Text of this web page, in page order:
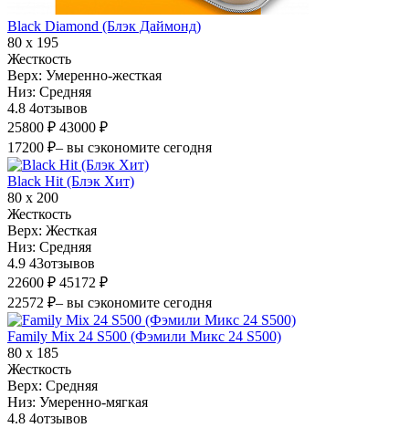
Black Diamond (Блэк Даймонд)
80 х 195
Жесткость
Верх: Умеренно-жесткая
Низ: Средняя
4.8 4отзывов
25800 ₽ 43000 ₽
17200 ₽– вы сэкономите сегодня
Black Hit (Блэк Хит)
80 х 200
Жесткость
Верх: Жесткая
Низ: Средняя
4.9 43отзывов
22600 ₽ 45172 ₽
22572 ₽– вы сэкономите сегодня
Family Mix 24 S500 (Фэмили Микс 24 S500)
80 х 185
Жесткость
Верх: Средняя
Низ: Умеренно-мягкая
4.8 4отзывов